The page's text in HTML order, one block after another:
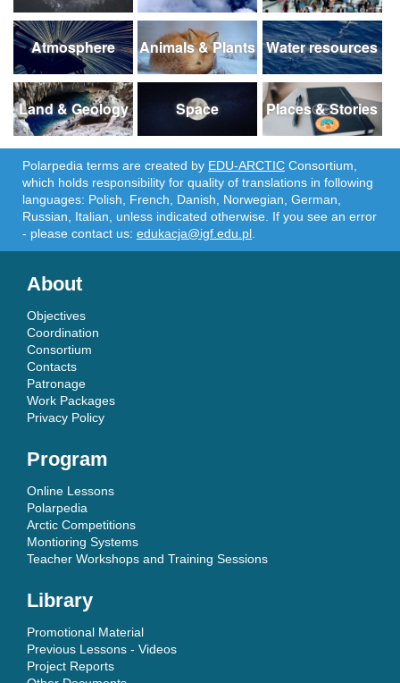
Atmosphere Animals & Plants Water resources
Land & Geology Space Places & Stories
Polarpedia terms are created by EDU-ARCTIC Consortium,
which holds responsibility for quality of translations in following
languages: Polish, French, Danish, Norwegian, German,
Russian, Italian, unless indicated otherwise. If you see an error
- please contact us: edukacja@igf.edu.pl
About
Objectives
Coordination
Consortium
Contacts
Patronage
Work Packages
Privacy Policy
Program
Online Lessons
Polarpedia
Arctic Competitions
Montioring Systems
Teacher Workshops and Training Sessions
Library
Promotional Material
Previous Lessons - Videos
Project Reports